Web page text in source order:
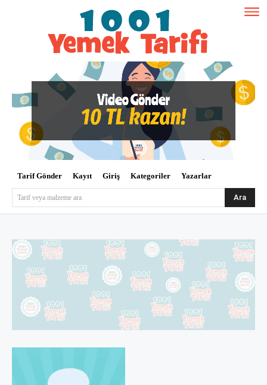
Tarif Gönder Kayıt Giriş Kategoriler Yazarlar
Tarif veya malzeme ara Ara